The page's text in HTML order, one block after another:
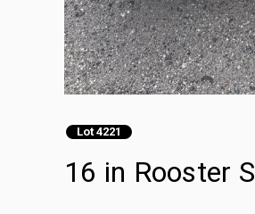
Lot 4221
16 in Rooster